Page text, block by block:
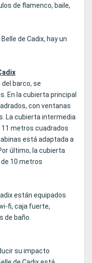
de flamenco, baile,
de Cadix, hay un
barco, se
En la cubierta principal
con ventanas
La cubierta intermedia
metros cuadrados
está adaptada a
último, la cubierta
10 metros
están equipados
fi, caja fuerte,
de baño.
su impacto